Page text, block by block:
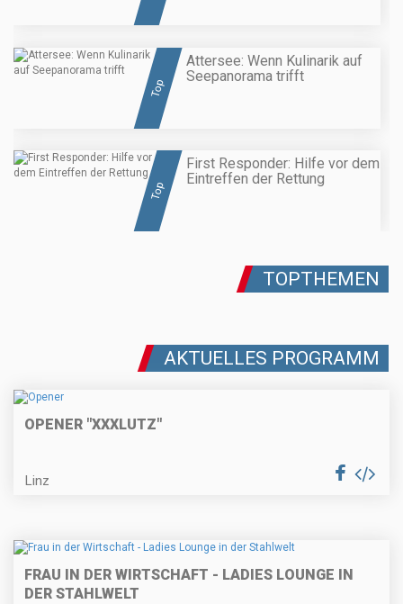
Top
Attersee: Wenn Kulinarik auf
Seepanorama trifft
Top
First Responder: Hilfe vor dem
Eintreffen der Rettung
TOPTHEMEN
AKTUELLES PROGRAMM
OPENER "XXXLUTZ"
Linz
FRAU IN DER WIRTSCHAFT - LADIES LOUNGE IN
DER STAHLWELT